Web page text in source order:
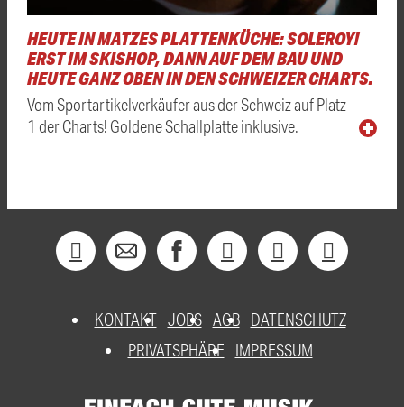
HEUTE IN MATZES PLATTENKÜCHE: SOLEROY!
ERST IM SKISHOP, DANN AUF DEM BAU UND
HEUTE GANZ OBEN IN DEN SCHWEIZER CHARTS.
Vom Sportartikelverkäufer aus der Schweiz auf Platz
1 der Charts! Goldene Schallplatte inklusive.
KONTAKT JOBS AGB DATENSCHUTZ
PRIVATSPHÄRE
IMPRESSUM